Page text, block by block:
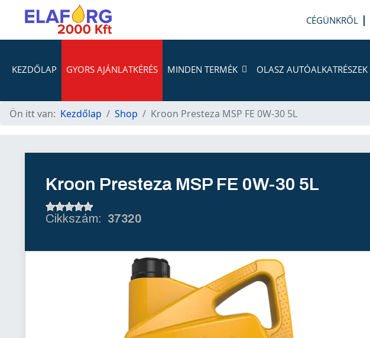
CÉGÜNKRŐL
KEZDŐLAP GYORS AJÁNLATKÉRÉS MINDEN TERMÉK OLASZ AUTÓALKATRÉSZEK
Ön itt van: Kezdőlap Shop Kroon Presteza MSP FE 0W-30 5L
Kroon Presteza MSP FE 0W-30 5L
37320